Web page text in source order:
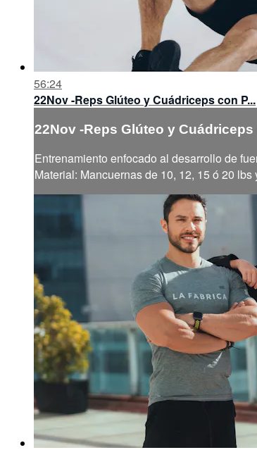
56:24
22Nov -Reps Glúteo y Cuádriceps con P...
22Nov -Reps Glúteo y Cuádriceps
Entrenamiento enfocado al desarrollo de
Material: Mancuernas de 10, 12, 15 ó 20 lbs